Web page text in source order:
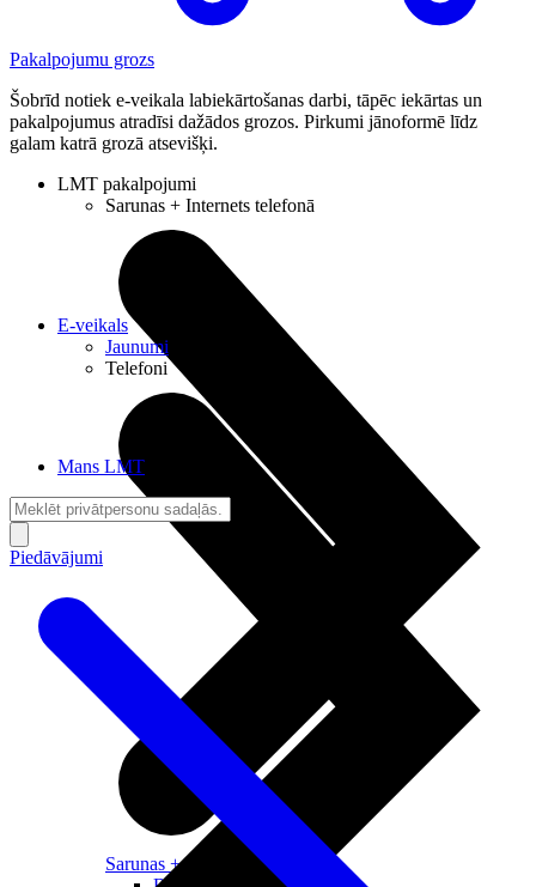
Pakalpojumu grozs
Šobrīd notiek e-veikala labiekārtošanas darbi, tāpēc iekārtas un
pakalpojumus atradīsi dažādos grozos. Pirkumi jānoformē līdz
galam katrā grozā atsevišķi.
LMT pakalpojumi
Sarunas + Internets telefonā
Sarunas + Internets
E-veikals
Jaunumi
Telefoni
Mans LMT
Piedāvājumi